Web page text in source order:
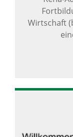
Wirtschaft